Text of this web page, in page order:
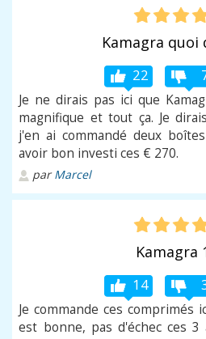
Kamagra quoi
22
Je ne dirais pas ici que
magnifique et tout ça. Je
j'en ai commandé deux
avoir bon investi ces € 270.
parMarcel
Kamagra
14
Je commande ces comprimés
est bonne, pas d'échec ces 3